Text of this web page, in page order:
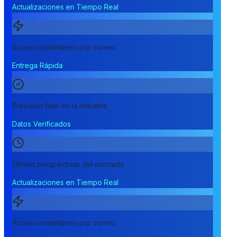
Actualizaciones en Tiempo Real
Acceso instantáneo por correo
Entrega Rápida
Precisión líder en la industria
Datos Verificados
Últimas perspectivas del mercado
Actualizaciones en Tiempo Real
Acceso instantáneo por correo